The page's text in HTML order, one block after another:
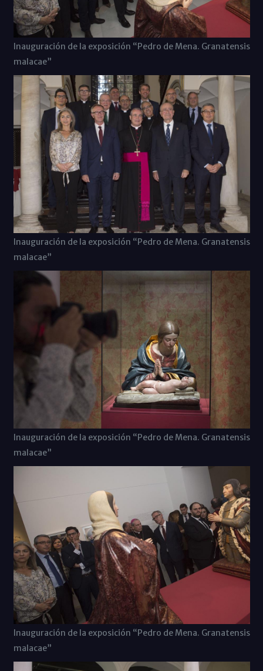
Inauguración de la exposición “Pedro de Mena. Granatensis
malacae”
Inauguración de la exposición “Pedro de Mena. Granatensis
malacae”
Inauguración de la exposición “Pedro de Mena. Granatensis
malacae”
Inauguración de la exposición “Pedro de Mena. Granatensis
malacae”